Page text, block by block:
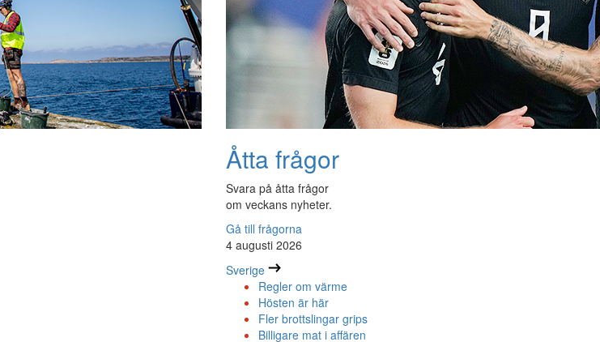
Åtta frågor
Svara på åtta frågor
om veckans nyheter.
Gå till frågorna
4 augusti 2026
Sverige
Regler om värme
Hösten är här
Fler brottslingar grips
Billigare mat i affären